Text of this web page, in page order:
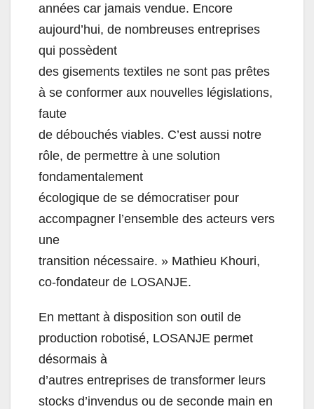
années car jamais vendue. Encore
aujourd’hui, de nombreuses entreprises
qui possèdent
des gisements textiles ne sont pas prêtes
à se conformer aux nouvelles législations,
faute
de débouchés viables. C’est aussi notre
rôle, de permettre à une solution
fondamentalement
écologique de se démocratiser pour
accompagner l’ensemble des acteurs vers
une
transition nécessaire. » Mathieu Khouri,
co-fondateur de LOSANJE.
En mettant à disposition son outil de
production robotisé, LOSANJE permet
désormais à
d’autres entreprises de transformer leurs
stocks d’invendus ou de seconde main en